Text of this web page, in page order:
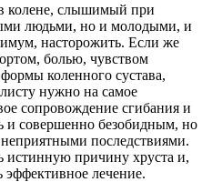
колене, слышимый при
людьми, но и молодыми, и
насторожить. Если же
болью, чувством
коленного сустава,
нужно на самое
сопровождение сгибания и
и совершенно безобидным, но
последствиями.
истинную причину хруста и,
эффективное лечение.